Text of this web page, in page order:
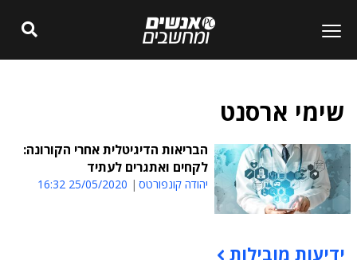
שימי ארסנט
הבריאות הדיגיטלית אחרי הקורונה:
לקחים ואתגרים לעתיד
יהודה קונפורטס 25/05/2020 16:32
תוכן פרסומי
ידיעות מובילות